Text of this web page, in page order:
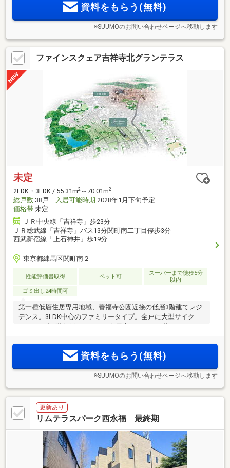
資料をもらう(無料)
※SUUMOのお問い合わせページへ移動します
ファインスクェア吉祥寺北グランテラス
未定
2LDK・3LDK / 55.31m2 ～70.01m2
総戸数 38戸 入居可能時期 2028年1月下旬予定
価格帯 未定
ＪＲ中央線「吉祥寺」歩23分
ＪＲ総武線「吉祥寺」バス13分関町南二丁目停歩3分
西武新宿線「上石神井」歩19分
東京都練馬区関町南２
性能評価書取得 ペット可
スーパーまで徒歩5分
以内
ゴミ出し24時間可
第一種低層住居専用地域、善福寺公園近接の低層3階建てレジ
デンス。3LDK中心のファミリータイプ。全戸に大型サイクル
資料をもらう(無料)
※SUUMOのお問い合わせページへ移動します
更新あり
リムテラスパーク西永福 最終期